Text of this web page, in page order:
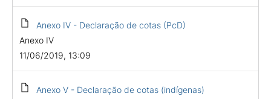
Anexo IV - Declaração de cotas (PcD)
Anexo IV
11/06/2019, 13:09
Anexo V - Declaração de cotas (indígenas)